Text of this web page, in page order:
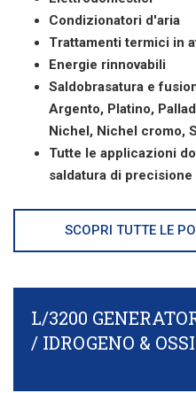
Condizionatori d'aria
Trattamenti termici in
Energie rinnovabili
Saldobrasatura e
Argento, Platino,
Nichel, Nichel cromo,
Tutte le applicazioni
saldatura di precisione
SCOPRI TUTTE LE
L/3200
/ IDROGENO &